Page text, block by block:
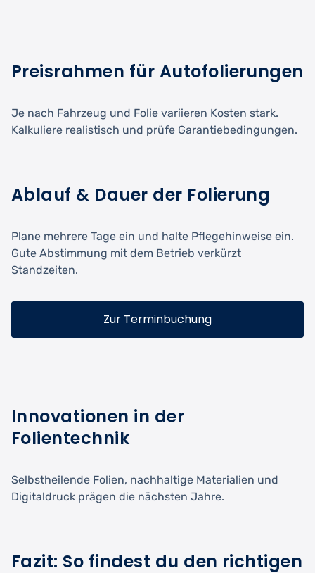
Preisrahmen für Autofolierungen
Je nach Fahrzeug und Folie variieren Kosten stark.
Kalkuliere realistisch und prüfe Garantiebedingungen.
Ablauf & Dauer der Folierung
Plane mehrere Tage ein und halte Pflegehinweise ein.
Gute Abstimmung mit dem Betrieb verkürzt
Standzeiten.
Zur Terminbuchung
Innovationen in der
Folientechnik
Selbstheilende Folien, nachhaltige Materialien und
Digitaldruck prägen die nächsten Jahre.
Fazit: So findest du den richtigen